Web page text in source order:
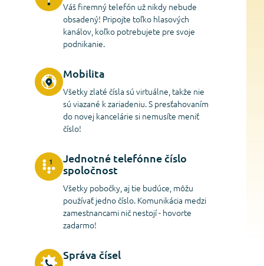
Váš firemný telefón už nikdy nebude
obsadený! Pripojte toľko hlasových
kanálov, koľko potrebujete pre svoje
podnikanie.
Mobilita
Všetky zlaté čísla sú virtuálne, takže nie
sú viazané k zariadeniu. S presťahovaním
do novej kancelárie si nemusíte meniť
číslo!
Jednotné telefónne číslo
spoločnost
Všetky pobočky, aj tie budúce, môžu
používať jedno číslo. Komunikácia medzi
zamestnancami nič nestojí - hovorte
zadarmo!
Správa čísel